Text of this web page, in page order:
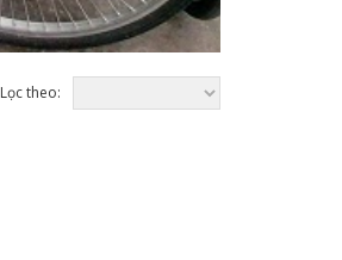
Lọc theo: